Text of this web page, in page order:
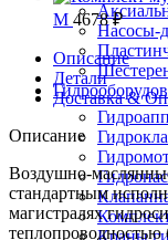
Насосы-
Краны
M 4678₽
Описание
Детали
Доставка &
Описание
Воздушно-
стандартным
магистралях